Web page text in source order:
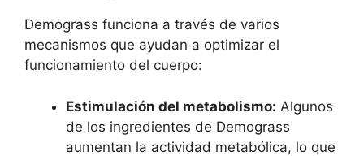
Demograss funciona a través de varios
mecanismos que ayudan a optimizar el
funcionamiento del cuerpo:
Estimulación del metabolismo: Algunos
de los ingredientes de Demograss
aumentan la actividad metabólica, lo que